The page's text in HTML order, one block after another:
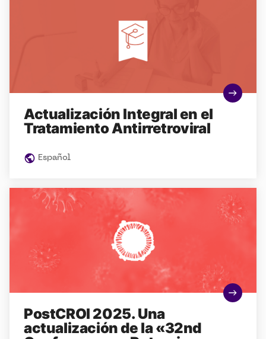
Actualización Integral en el
Tratamiento Antirretroviral
Español
PostCROI 2025. Una
actualización de la «32nd